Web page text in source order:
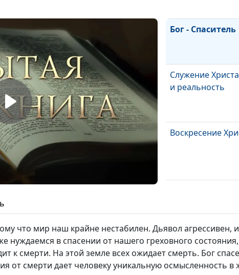
Бог - Спаситель
Служение
и реальность
Воскресение
Крестный путь
Христа
что мир наш крайне нестабилен. Дьявол
нуждаемся в спасении от нашего греховного
к смерти. На этой земле всех ожидает смерть. Бог
от смерти дает человеку уникальную осмысленность в